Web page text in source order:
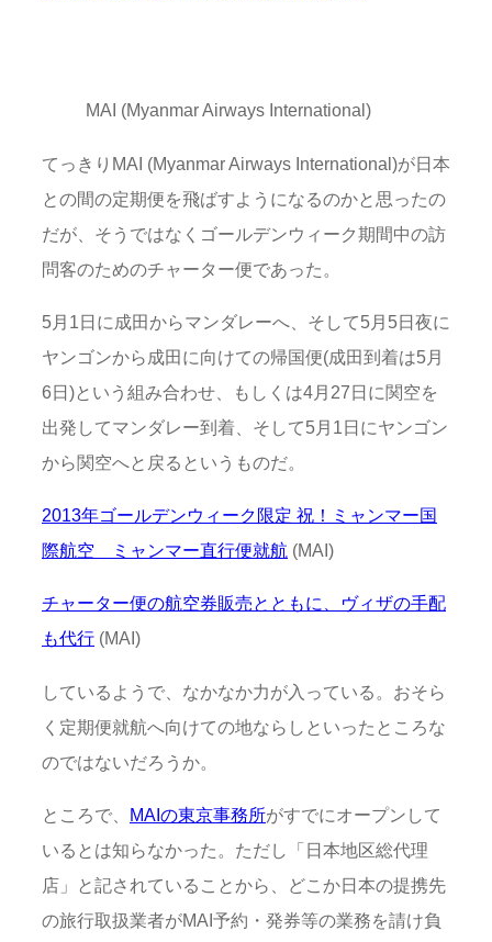
MAI (Myanmar Airways International)
てっきりMAI (Myanmar Airways International)が日本
との間の定期便を飛ばすようになるのかと思ったの
だが、そうではなくゴールデンウィーク期間中の訪
問客のためのチャーター便であった。
5月1日に成田からマンダレーへ、そして5月5日夜に
ヤンゴンから成田に向けての帰国便(成田到着は5月
6日)という組み合わせ、もしくは4月27日に関空を
出発してマンダレー到着、そして5月1日にヤンゴン
から関空へと戻るというものだ。
2013年ゴールデンウィーク限定 祝！ミャンマー国
際航空 ミャンマー直行便就航 (MAI)
チャーター便の航空券販売とともに、ヴィザの手配
も代行 (MAI)
しているようで、なかなか力が入っている。おそら
く定期便就航へ向けての地ならしといったところな
のではないだろうか。
ところで、 MAIの東京事務所がすでにオープンして
いるとは知らなかった。ただし「日本地区総代理
店」と記されていることから、どこか日本の提携先
の旅行取扱業者がMAI予約・発券等の業務を請け負